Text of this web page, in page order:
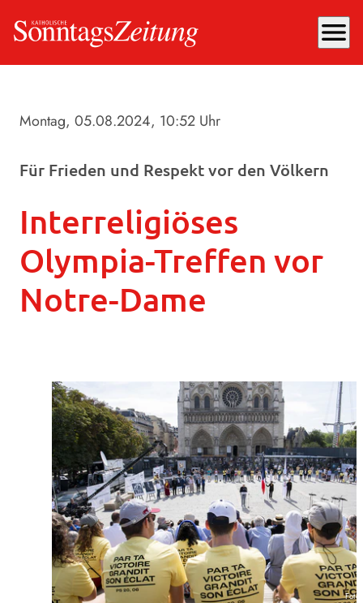
menu
Montag, 05.08.2024, 10:52 Uhr
Für Frieden und Respekt vor den Völkern
Interreligiöses
Olympia-Treffen vor
Notre-Dame